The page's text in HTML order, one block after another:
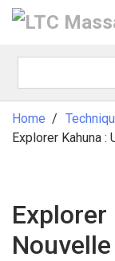
Home
Explorer Kahuna
Explorer